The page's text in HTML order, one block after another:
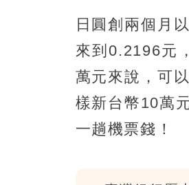
日圓創兩個月
來到0.2196元
萬元來說，可
樣新台幣10萬
一趟機票錢！